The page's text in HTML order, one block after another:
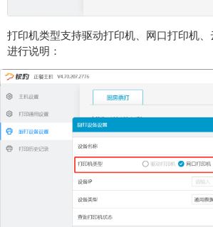
打印机类型支持驱动打印机、网口打印机
进行说明：